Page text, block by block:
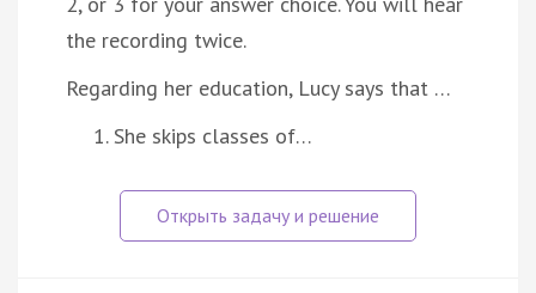
the recording twice.
Regarding her education, Lucy says that …
She skips classes of…